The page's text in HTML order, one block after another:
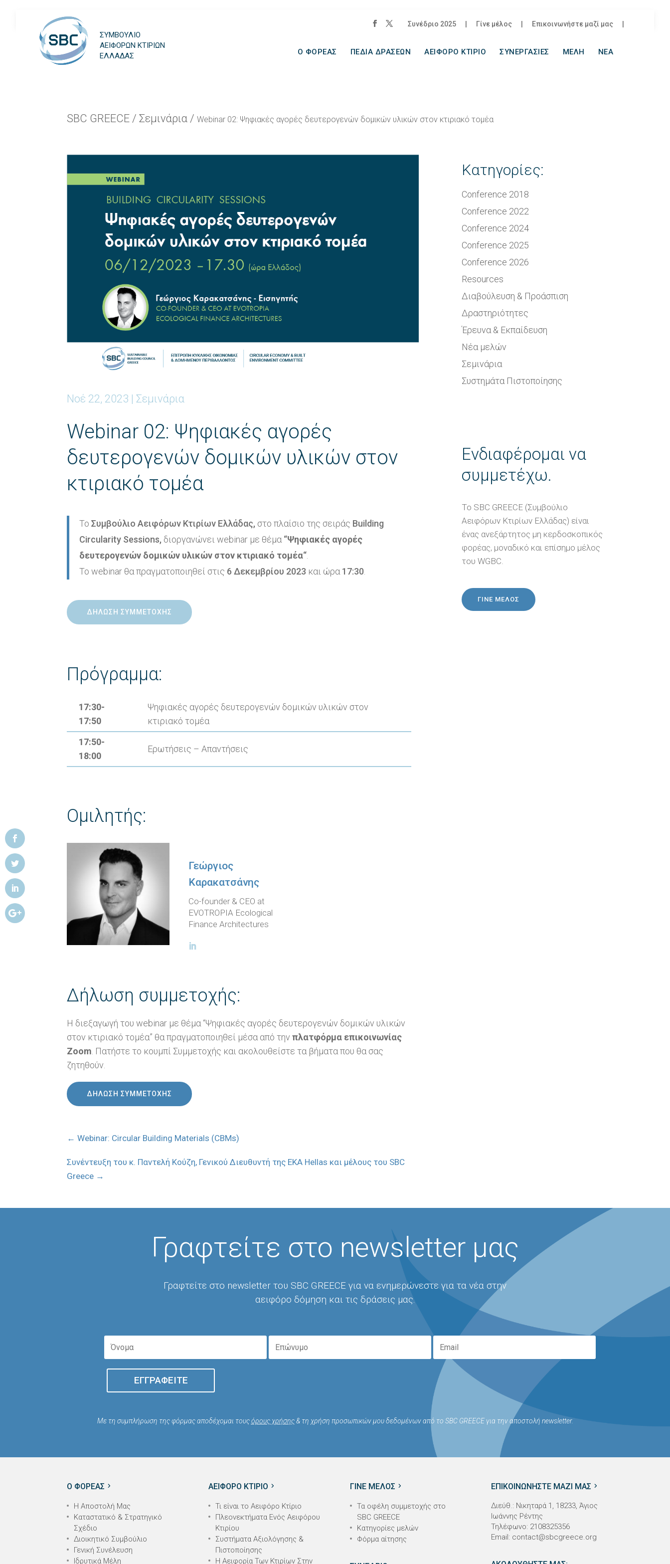
Συνέδριο 2025 | Γίνε μέλος | Επικοινωνήστε μαζί μας |
ΣΥΜΒΟΥΛΙΟ
ΑΕΙΦΟΡΩΝ ΚΤΙΡΙΩΝ
ΕΛΛΑΔΑΣ
Ο ΦΟΡΕΑΣ ΠΕΔΙΑ ΔΡΑΣΕΩΝ ΑΕΙΦΟΡΟ ΚΤΙΡΙΟ ΣΥΝΕΡΓΑΣΙΕΣ ΜΕΛΗ ΝΕΑ
Νοέ 22, 2023 |Σεμινάρια
Webinar 02: Ψηφιακές αγορές
δευτερογενών δομικών υλικών στον
κτιριακό τομέα
ΤοΣυμβούλιο Αειφόρων Κτιρίων Ελλάδας, στο πλαίσιο της σειράς Building
Circularity Sessions, διοργανώνει webinar με θέμα “Ψηφιακές αγορές
δευτερογενών δομικών υλικών στον κτιριακό τομέα“
Το webinar θα πραγματοποιηθεί στις 6 Δεκεμβρίου 2023 και ώρα 17:30
ΔΗΛΩΣΗ ΣΥΜΜΕΤΟΧΗΣ
Πρόγραμμα:
17:30-
17:50
Ψηφιακές αγορές δευτερογενών δομικών υλικών στον
κτιριακό τομέα
17:50-
18:00
Ερωτήσεις – Απαντήσεις
Ομιλητής:
Γεώργιος
Καρακατσάνης
Co-founder & CEO at
EVOTROPIA Ecological
Finance Architectures
Δήλωση συμμετοχής:
Η διεξαγωγή του webinar με θέμα “Ψηφιακές αγορές δευτερογενών δομικών υλικών
στον κτιριακό τομέα” θα πραγματοποιηθεί μέσα από τηνπλατφόρμα επικοινωνίας
Zoom . Πατήστε το κουμπί Συμμετοχής και ακολουθείστε τα βήματα που θα σας
ζητηθούν.
ΔΗΛΩΣΗ ΣΥΜΜΕΤΟΧΗΣ
← Webinar: Circular Building Materials (CBMs)
Συνέντευξη του κ. Παντελή Κούζη, Γενικού Διευθυντή της EKA Hellas και μέλους του SBC
Greece →
SBC GREECE /Σεμινάρια /Webinar 02: Ψηφιακές αγορές δευτερογενών δομικών υλικών στον κτιριακό τομέα
Κατηγορίες:
Conference 2018
Conference 2022
Conference 2024
Conference 2025
Conference 2026
Resources
Διαβούλευση & Προάσπιση
Δραστηριότητες
Έρευνα & Εκπαίδευση
Νέα μελών
Σεμινάρια
Συστημάτα Πιστοποίησης
Ενδιαφέρομαι να
συμμετέχω.
Το SBC GREECE (Συμβούλιο
Αειφόρων Κτιρίων Ελλάδας) είναι
ένας ανεξάρτητος μη κερδοσκοπικός
φορέας, μοναδικό και επίσημο μέλος
του WGBC.
ΓΙΝΕ ΜΕΛΟΣ
Γραφτείτε στο newsletter μας
Γραφτείτε στο newsletter του SBC GREECE για να ενημερώνεστε για τα νέα στην
αειφόρο δόμηση και τις δράσεις μας.
ΕΓΓΡΑΦΕΊΤΕ
Με τη συμπλήρωση της φόρμας αποδέχομαι τουςόρους χρήσης& τη χρήση προσωπικών μου δεδομένων από το SBC GREECE για την αποστολή newsletter.
Ο ΦΟΡΕΑΣ
Η Αποστολή Μας
Καταστατικό & Στρατηγικό
Σχέδιο
Διοικητικό Συμβούλιο
Γενική Συνέλευση
Ιδρυτικά Μέλη
ΑΕΙΦΟΡΟ ΚΤΙΡΙΟ
Τι είναι το Αειφόρο Κτίριο
Πλεονεκτήματα Ενός Αειφόρου
Κτιρίου
Συστήματα Αξιολόγησης &
Πιστοποίησης
Η Αειφορία Των Κτιρίων Στην
ΓΙΝΕ ΜΕΛΟΣ
Τα οφέλη συμμετοχής στο
SBC GREECE
Κατηγορίες μελών
Φόρμα αίτησης
ΕΠΙΚΟΙΝΩΝΗΣΤΕ ΜΑΖΙ ΜΑΣ
Διεύθ.: Νικηταρά 1, 18233, Άγιος
Ιωάννης Ρέντης
Τηλέφωνο: 2108325356
Email: contact@sbcgreece.org